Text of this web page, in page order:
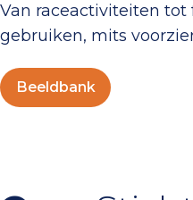
Van raceactiviteiten tot
gebruiken, mits
Beeldbank